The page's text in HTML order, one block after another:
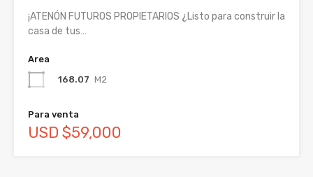
¡ATENÓN FUTUROS PROPIETARIOS ¿Listo para construir la
casa de tus…
Area
168.07 M2
Para venta
USD $59,000